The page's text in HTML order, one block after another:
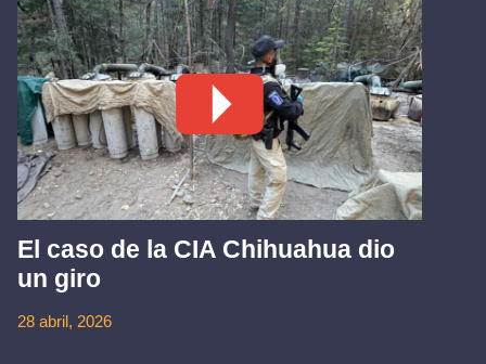
El caso de la CIA Chihuahua dio
un giro
28 abril, 2026